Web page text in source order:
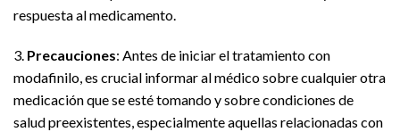
respuesta al medicamento.
3. Precauciones: Antes de iniciar el tratamiento con
modafinilo, es crucial informar al médico sobre cualquier otra
medicación que se esté tomando y sobre condiciones de
salud preexistentes, especialmente aquellas relacionadas con